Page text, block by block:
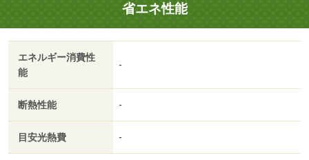
省エネ性能
エネルギー消費性
能
-
断熱性能 -
目安光熱費 -